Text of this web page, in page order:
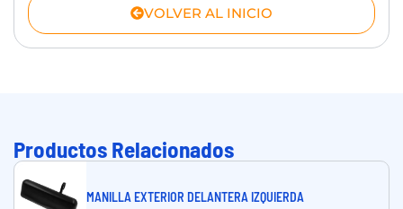
VOLVER AL INICIO
Productos Relacionados
MANILLA EXTERIOR DELANTERA IZQUIERDA